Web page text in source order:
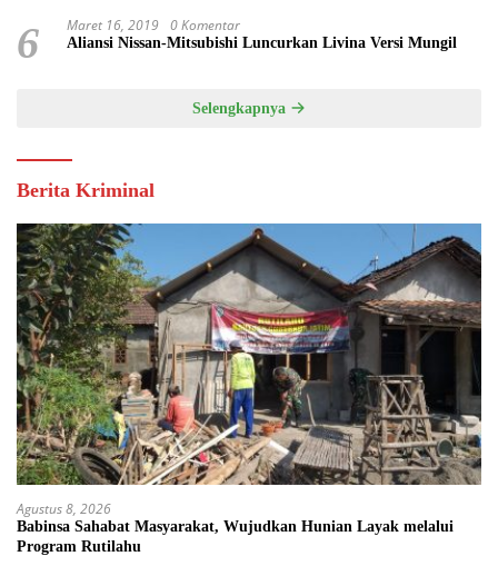
6 Maret 16, 2019 0 Komentar
Aliansi Nissan-Mitsubishi Luncurkan Livina Versi Mungil
Selengkapnya
Berita Kriminal
Agustus 8, 2026
Babinsa Sahabat Masyarakat, Wujudkan Hunian Layak melalui
Program Rutilahu